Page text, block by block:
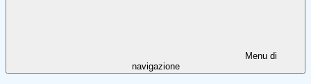
Menu di
navigazione